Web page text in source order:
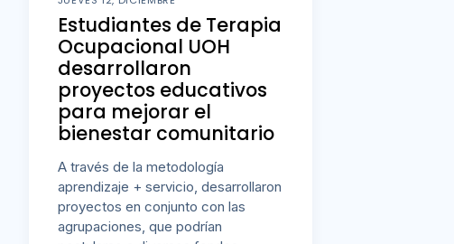
Estudiantes de Terapia
Ocupacional UOH
desarrollaron
proyectos educativos
para mejorar el
bienestar comunitario
A través de la metodología
aprendizaje + servicio, desarrollaron
proyectos en conjunto con las
agrupaciones, que podrían